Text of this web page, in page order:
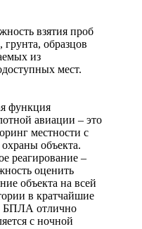
взятия проб
грунта, образцов
из
мест.
функция
авиации – это
местности с
объекта.
реагирование –
оценить
объекта на всей
в кратчайшие
БПЛА отлично
с ночной